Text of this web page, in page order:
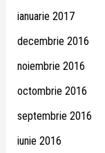
ianuarie 2017
decembrie 2016
noiembrie 2016
octombrie 2016
septembrie 2016
iunie 2016